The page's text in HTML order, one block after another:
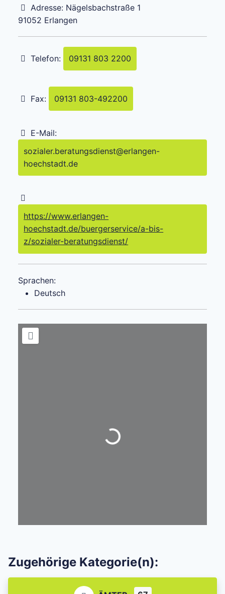
Adresse: Nägelsbachstraße 1
91052 Erlangen
Telefon: 09131 803 2200
Fax: 09131 803-492200
E-Mail:
sozialer.beratungsdienst@erlangen-
hoechstadt.de
https://www.erlangen-
hoechstadt.de/buergerservice/a-bis-
z/sozialer-beratungsdienst/
Sprachen:
Deutsch
Wird geladen …
Zugehörige Kategorie(n):